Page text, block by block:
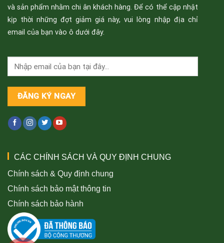
và sản phẩm nhằm chi ân khách hàng. Để có thể cập nhật
kịp thời những đợt giảm giá này, vui lòng nhập địa chỉ
email của bạn vào ô dưới đây.
CÁC CHÍNH SÁCH VÀ QUY ĐỊNH CHUNG
Chính sách & Quy định chung
Chính sách bảo mật thông tin
Chính sách bảo hành